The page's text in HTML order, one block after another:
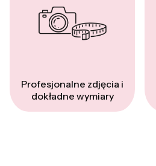
Profesjonalne zdjęcia i
dokładne wymiary